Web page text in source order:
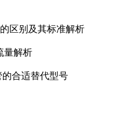
区别及其标准解析
量解析
的合适替代型号